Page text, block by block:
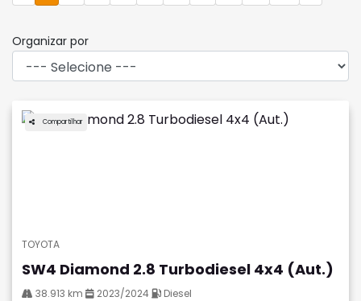
Organizar por
Compartilhar
TOYOTA
SW4 Diamond 2.8 Turbodiesel 4x4 (Aut.)
38.913 km 2023/2024
Diesel